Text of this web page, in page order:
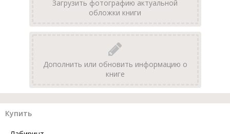
Загрузить фотографию актуальной
обложки книги
Дополнить или обновить информацию о
книге
Купить